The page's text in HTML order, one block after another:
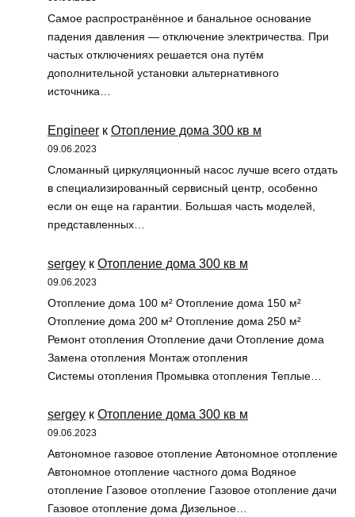
Самое распространённое и банальное основание
падения давления — отключение электричества. При
частых отключениях решается она путём
дополнительной установки альтернативного
источника…
Engineer к Отопление дома 300 кв м
09.06.2023
Сломанный циркуляционный насос лучше всего отдать
в специализированный сервисный центр, особенно
если он еще на гарантии. Большая часть моделей,
представленных…
sergey к Отопление дома 300 кв м
09.06.2023
Отопление дома 100 м² Отопление дома 150 м²
Отопление дома 200 м² Отопление дома 250 м²
Ремонт отопления Отопление дачи Отопление дома
Замена отопления Монтаж отопления
Системы отопления Промывка отопления Теплые…
sergey к Отопление дома 300 кв м
09.06.2023
Автономное газовое отопление Автономное отопление
Автономное отопление частного дома Водяное
отопление Газовое отопление Газовое отопление дачи
Газовое отопление дома Дизельное…